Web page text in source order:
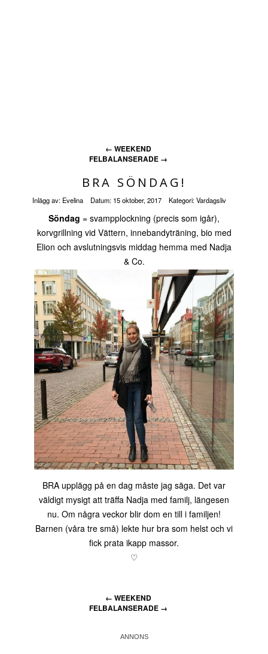
← WEEKEND
FELBALANSERADE →
BRA SÖNDAG!
Inlägg av: Evelina Datum: 15 oktober, 2017 Kategori:Vardagsliv
Söndag = svampplockning (precis som igår),
korvgrillning vid Vättern, innebandyträning, bio med
Elion och avslutningsvis middag hemma med Nadja
& Co.
BRA upplägg på en dag måste jag säga. Det var
väldigt mysigt att träffa Nadja med familj, längesen
nu. Om några veckor blir dom en till i familjen!
Barnen (våra tre små) lekte hur bra som helst och vi
fick prata ikapp massor.
♡
← WEEKEND
FELBALANSERADE →